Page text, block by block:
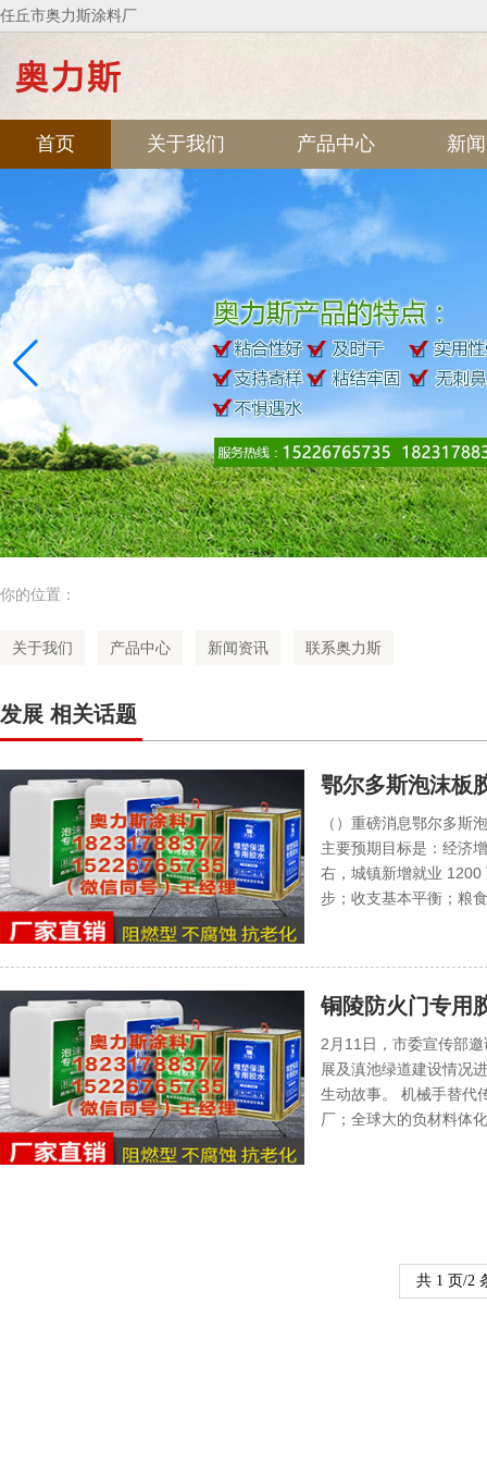
任丘市奥力斯涂料厂
首页 关于我们 产品中心 新
你的位置：
关于我们 产品中心 新闻资讯 联系奥力斯
发展 相关话题
鄂尔多斯泡沫板
受益；中东冲突
（）重磅消息鄂尔多斯
主要预期目标是：经济
右，城镇新增就业
步；收支基本平衡；粮
铜陵防火门专用
发展新动能
2月11日，市委宣传部
展及滇池绿道建设情况
生动故事。 机械手替代
厂；全球大的负材料体
共 1 页/2